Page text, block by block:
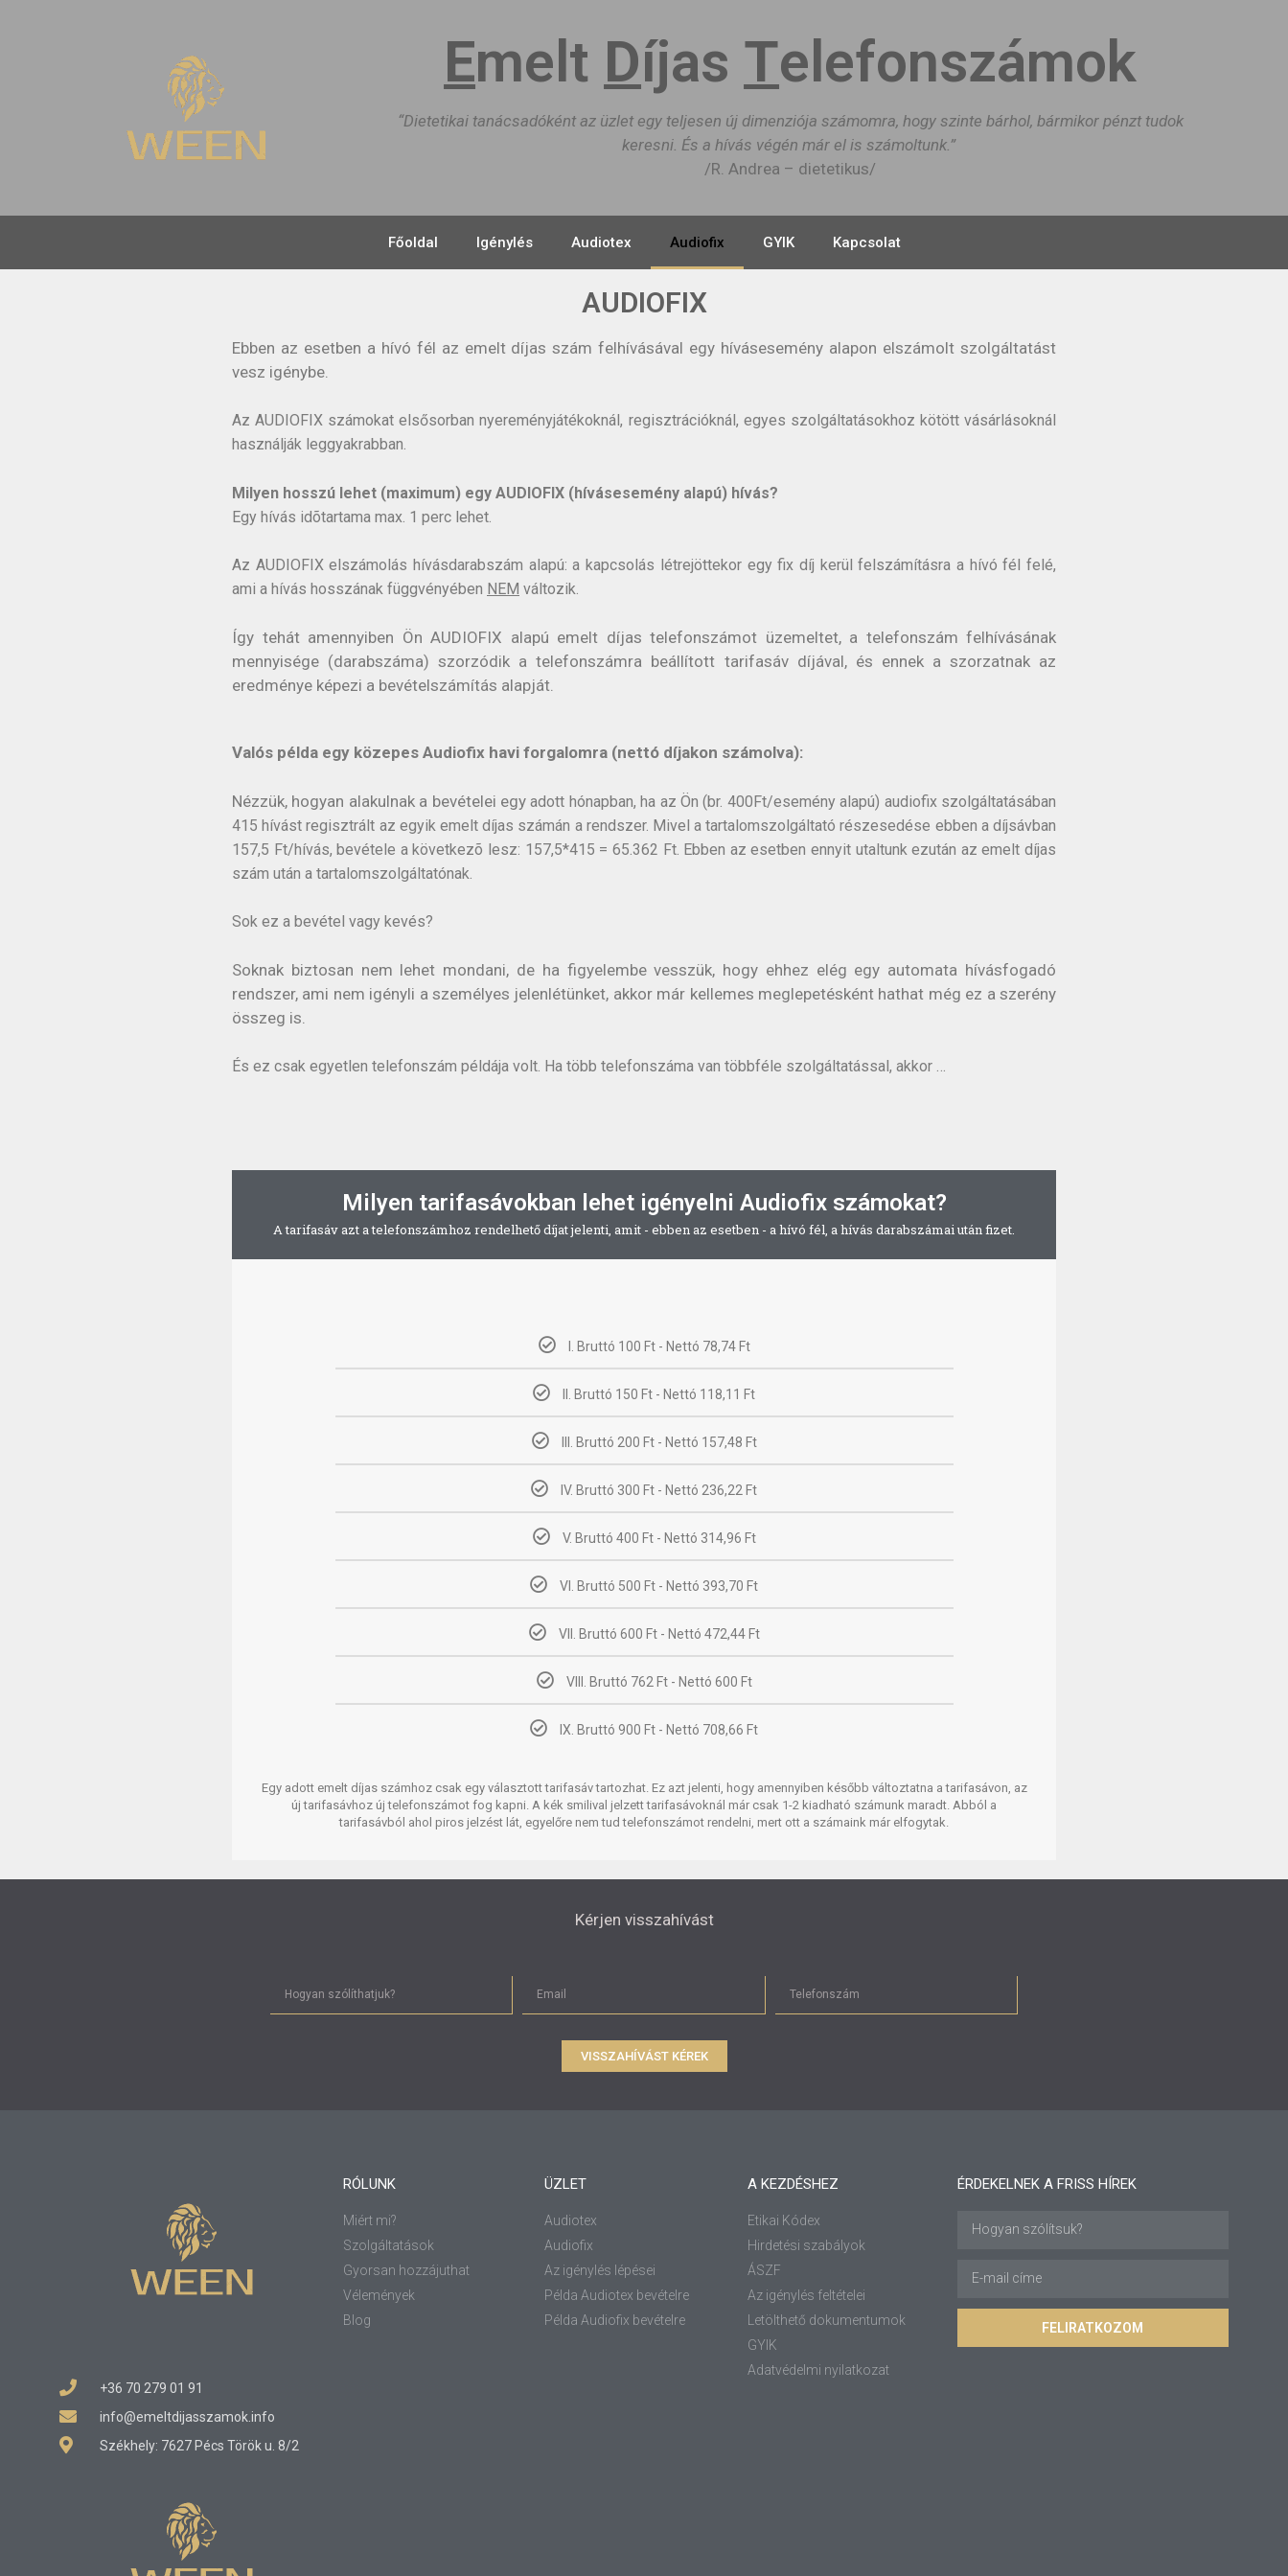
Emelt Díjas Telefonszámok
“Dietetikai tanácsadóként az üzlet egy teljesen új dimenziója számomra, hogy szinte bárhol, bármikor pénzt tudok
keresni. És a hívás végén már el is számoltunk.”
/R. Andrea – dietetikus/
Főoldal Igénylés Audiotex Audiofix GYIK Kapcsolat
AUDIOFIX
Ebben az esetben a hívó fél az emelt díjas szám felhívásával egy hívásesemény alapon elszámolt szolgáltatást
vesz igénybe.
Az AUDIOFIX számokat elsősorban nyereményjátékoknál, regisztrációknál, egyes szolgáltatásokhoz kötött vásárlásoknál
használják leggyakrabban.
Milyen hosszú lehet (maximum) egy AUDIOFIX (hívásesemény alapú) hívás?
Egy hívás idõtartama max. 1 perc lehet.
Az AUDIOFIX elszámolás hívásdarabszám alapú: a kapcsolás létrejöttekor egy fix díj kerül felszámításra a hívó fél felé,
ami a hívás hosszának függvényében NEM változik.
Így tehát amennyiben Ön AUDIOFIX alapú emelt díjas telefonszámot üzemeltet, a telefonszám felhívásának
mennyisége (darabszáma) szorzódik a telefonszámra beállított tarifasáv díjával, és ennek a szorzatnak az
eredménye képezi a bevételszámítás alapját.
Valós példa egy közepes Audiofix havi forgalomra (nettó díjakon számolva):
Nézzük, hogyan alakulnak a bevételei egyadott hónapban, ha az Ön (br. 400Ft/esemény alapú) audiofix szolgáltatásában
415 hívást regisztrált az egyik emelt díjas számán a rendszer. Mivel a tartalomszolgáltató részesedése ebben a díjsávban
157,5 Ft/hívás, bevétele a következõ lesz: 157,5*415 = 65.362 Ft. Ebben az esetben ennyit utaltunk ezután az emelt díjas
szám után a tartalomszolgáltatónak.
Sok ez a bevétel vagy kevés?
Soknak biztosan nem lehet mondani, de ha figyelembe vesszük, hogy ehhez elég egy automata hívásfogadó
rendszer, ami nem igényli a személyes jelenlétünket, akkor már kellemes meglepetésként hathat még ez a szerény
összeg is.
És ez csak egyetlen telefonszám példája volt. Ha több telefonszáma van többféle szolgáltatással, akkor …
Milyen tarifasávokban lehet igényelni Audiofix számokat?
A tarifasáv azt a telefonszámhoz rendelhető díjat jelenti, amit - ebben az esetben - a hívó fél, a hívás darabszámai után fizet.
I. Bruttó 100 Ft - Nettó 78,74 Ft
II. Bruttó 150 Ft - Nettó 118,11 Ft
III. Bruttó 200 Ft - Nettó 157,48 Ft
IV. Bruttó 300 Ft - Nettó 236,22 Ft
V. Bruttó 400 Ft - Nettó 314,96 Ft
VI. Bruttó 500 Ft - Nettó 393,70 Ft
VII. Bruttó 600 Ft - Nettó 472,44 Ft
VIII. Bruttó 762 Ft - Nettó 600 Ft
IX. Bruttó 900 Ft - Nettó 708,66 Ft
Egy adott emelt díjas számhoz csak egy választott tarifasáv tartozhat. Ez azt jelenti, hogy amennyiben később változtatna a tarifasávon, az
új tarifasávhoz új telefonszámot fog kapni. A kék smilival jelzett tarifasávoknál már csak 1-2 kiadható számunk maradt. Abból a
tarifasávból ahol piros jelzést lát, egyelőre nem tud telefonszámot rendelni, mert ott a számaink már elfogytak.
Kérjen visszahívást
VISSZAHÍVÁST KÉREK
+36 70 279 01 91
info@emeltdijasszamok.info
Székhely: 7627 Pécs Török u. 8/2
RÓLUNK
Miért mi?
Szolgáltatások
Gyorsan hozzájuthat
Vélemények
Blog
ÜZLET
Audiotex
Audiofix
Az igénylés lépései
Példa Audiotex bevételre
Példa Audiofix bevételre
A KEZDÉSHEZ
Etikai Kódex
Hirdetési szabályok
ÁSZF
Az igénylés feltételei
Letölthető dokumentumok
GYIK
Adatvédelmi nyilatkozat
ÉRDEKELNEK A FRISS HÍREK
FELIRATKOZOM